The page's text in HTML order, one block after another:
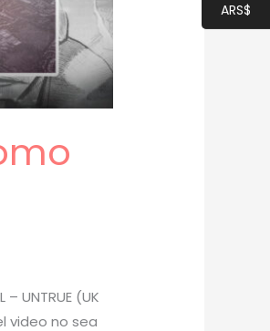
UNTRUE (UK
video no sea
ARS$